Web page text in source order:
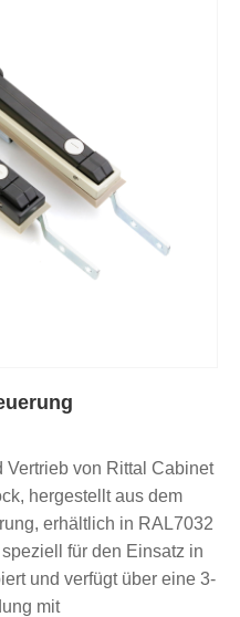
Vertrieb von Rittal Cabinet
hergestellt aus dem
erhältlich in RAL7032
für den Einsatz in
und verfügt über eine 3-
mit